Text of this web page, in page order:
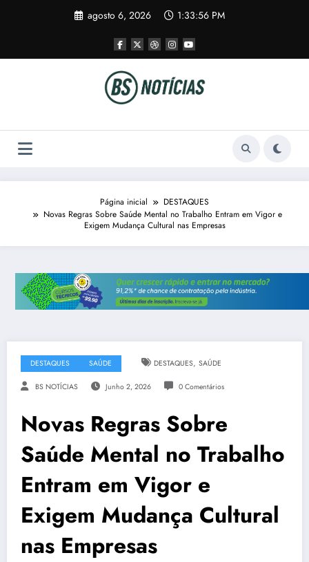
agosto 6, 2026 1:33:56 PM
Página inicial
DESTAQUES
Novas Regras Sobre Saúde Mental no Trabalho Entram em Vigor e
Exigem Mudança Cultural nas Empresas
DESTAQUES SAÚDE DESTAQUES, SAÚDE
BS NOTÍCIAS Junho 2, 2026 0 Comentários
Novas Regras Sobre
Saúde Mental no Trabalho
Entram em Vigor e
Exigem Mudança Cultural
nas Empresas